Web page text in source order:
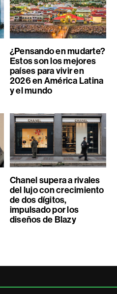
¿Pensando en mudarte?
Estos son los mejores
países para vivir en
2026 en América Latina
y el mundo
Chanel supera a rivales
del lujo con crecimiento
de dos dígitos,
impulsado por los
diseños de Blazy